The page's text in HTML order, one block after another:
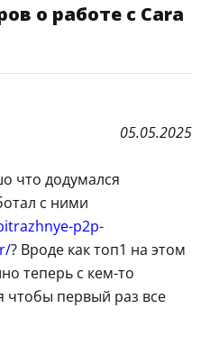
о работе с Cara
05.05.2025
что додумался
с ними
p2p-
? Вроде как топ1 на этом
теперь с кем-то
чтобы первый раз все